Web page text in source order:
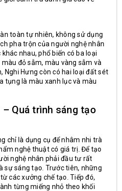
toàn tự nhiên, không sử dụng
pha trộn của người nghệ nhân
nhau, phổ biến có ba loại
đỏ sẫm, màu vàng sẫm và
Nghi Hưng còn có hai loại đất sét
tụng là màu xanh lục và màu
Quá trình sáng tạo
chỉ là dụng cụ để nhâm nhi trà
nghệ thuật có giá trị. Để tạo
nghệ nhân phải đầu tư rất
sự sáng tạo. Trước tiên, những
các xưởng chế tạo. Tiếp đó,
từng miếng nhỏ theo khối